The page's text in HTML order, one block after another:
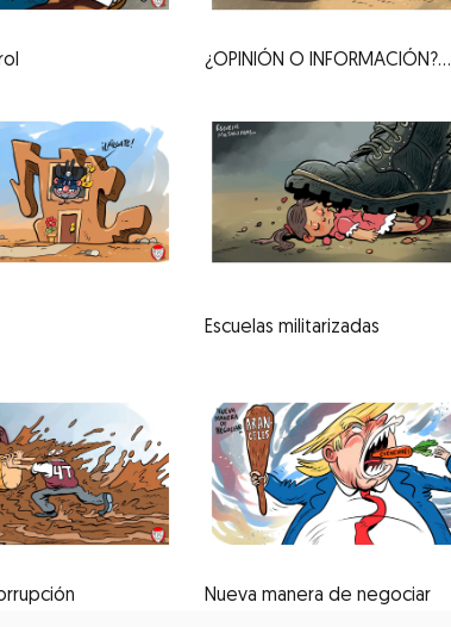
¿OPINIÓN O INFORMACIÓN?...
Escuelas militarizadas
Nueva manera de negociar